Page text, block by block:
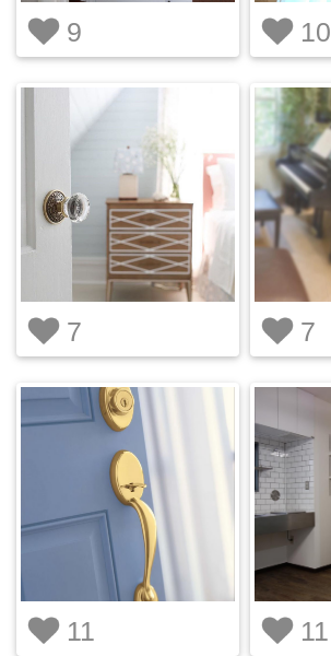
9 10
7 7
11 11